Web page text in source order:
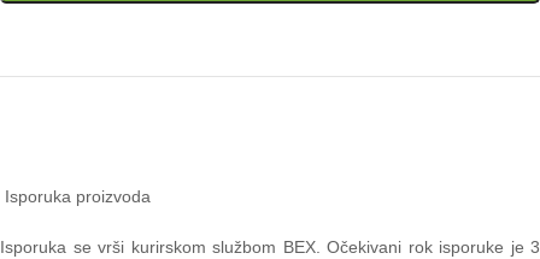
Isporuka proizvoda
Isporuka se vrši kurirskom službom BEX. Očekivani rok isporuke je 3